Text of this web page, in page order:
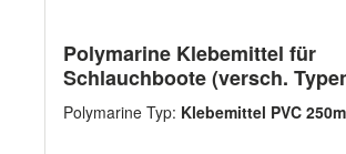
Polymarine Klebemittel für
Schlauchboote (versch.
Polymarine Typ: Klebemittel PVC